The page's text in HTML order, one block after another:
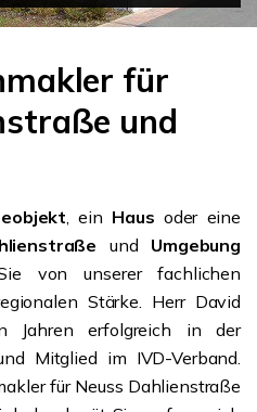
für
und
, ein Haus oder eine
und Umgebung
von unserer fachlichen
Stärke. Herr David
Jahren erfolgreich in der
Mitglied im IVD-Verband.
für Neuss Dahlienstraße